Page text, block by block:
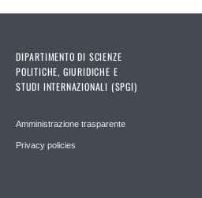
DIPARTIMENTO DI SCIENZE
POLITICHE, GIURIDICHE E
STUDI INTERNAZIONALI (SPGI)
Amministrazione trasparente
Privacy policies